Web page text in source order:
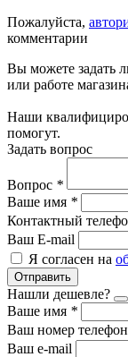
Пожалуйста,
комментарии
Вы можете задать
или работе
Наши
помогут.
Задать вопрос
Вопрос *
Ваше имя *
Контактный
Ваш E-mail
Я согласен на
Отправить
Нашли дешевле?
Ваше имя *
Ваш номер
Ваш e-mail